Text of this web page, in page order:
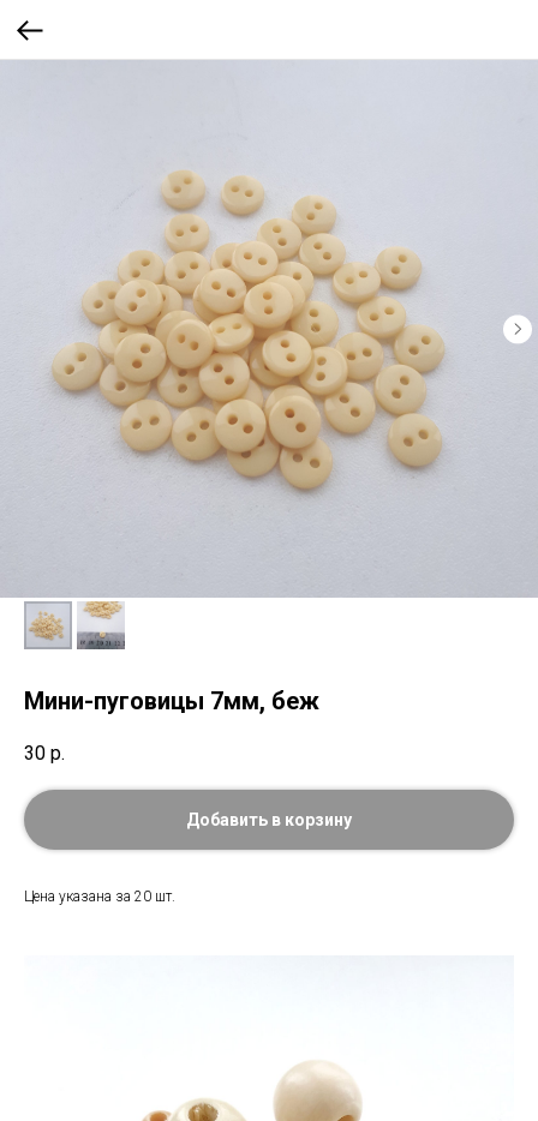
Мини-пуговицы 7мм, беж
30 р.
Добавить в корзину
Цена указана за 20 шт.